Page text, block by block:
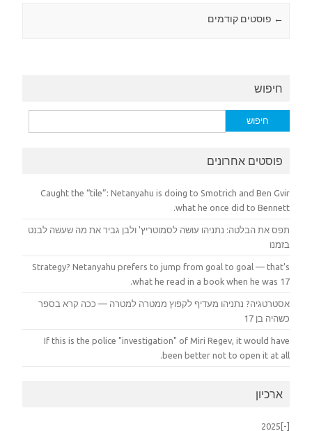
Post navigation
← פוסטים קודמים
חיפוש
חיפוש:
פוסטים אחרונים
Caught the “tile”: Netanyahu is doing to Smotrich and Ben Gvir
what he once did to Bennett.
תפס את הבלטה: נתניהו עושה לסמוטריץ' ולבן גביר את מה שעשה לבנט
בזמנו
Strategy? Netanyahu prefers to jump from goal to goal — that's
what he read in a book when he was 17.
אסטרטגיה? נתניהו מעדיף לקפוץ ממטרה למטרה — ככה קרא בספר
כשהיה בן 17
If this is the police "investigation" of Miri Regev, it would have
been better not to open it at all.
ארכיון
[-]
2025